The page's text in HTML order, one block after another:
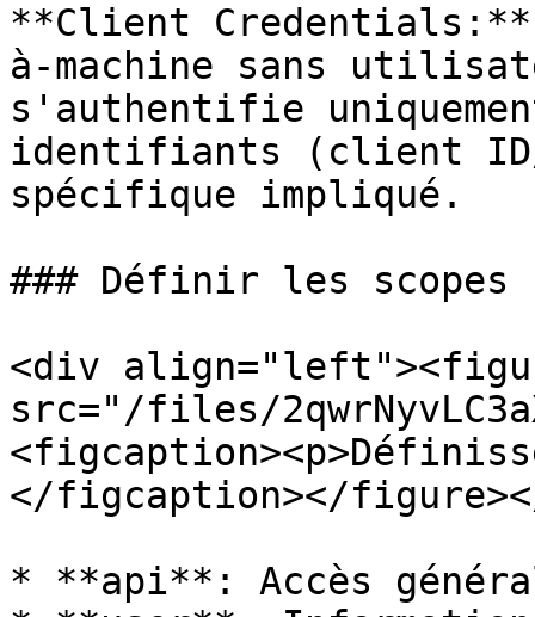
**Client
à-machine sans
s'authentifie
identifiants (client
spécifique impliqué.
### Définir les scopes
<div
src="/files/
</figcaption></
* **api**: Accès